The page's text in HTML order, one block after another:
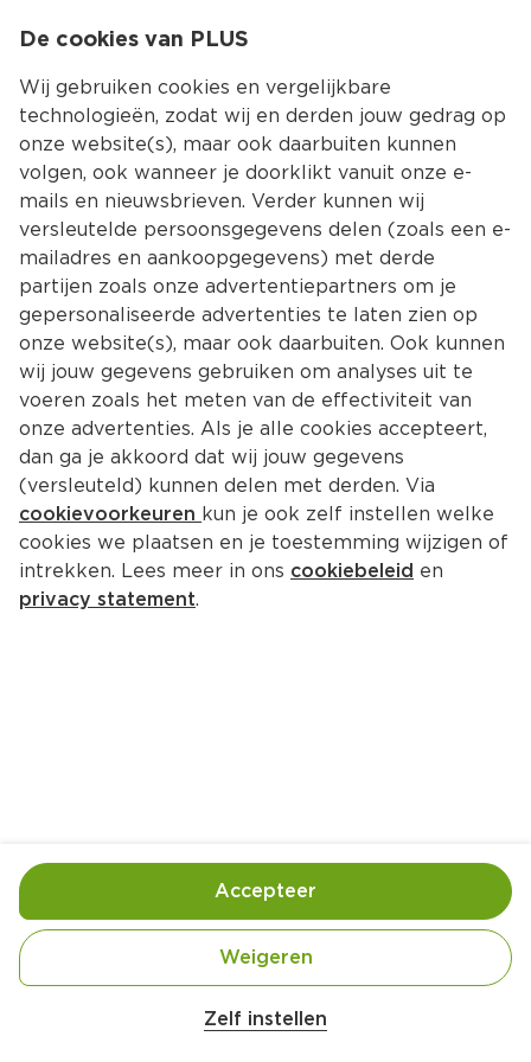
Kies jouw
Terug Producten
Earth & Wheat Brioche style
flatbread
Bereidingswijze
Bereidings instructie: Grill, Verwijder de verpakking.
Besprenkel het brood met een beetje water. Plaats
onder een voorverwarmde grill op middelhoog vuur
De cookies van PLUS
Wij gebruiken cookies en vergelijkbare
technologieën, zodat wij en derden jouw gedrag op
onze website(s), maar ook daarbuiten kunnen
volgen, ook wanneer je doorklikt vanuit onze e-
mails en nieuwsbrieven. Verder kunnen wij
versleutelde persoonsgegevens delen (zoals een e-
mailadres en aankoopgegevens) met derde
partijen zoals onze advertentiepartners om je
gepersonaliseerde advertenties te laten zien op
onze website(s), maar ook daarbuiten. Ook kunnen
wij jouw gegevens gebruiken om analyses uit te
voeren zoals het meten van de effectiviteit van
onze advertenties. Als je alle cookies accepteert,
dan ga je akkoord dat wij jouw gegevens
(versleuteld) kunnen delen met derden. Via
cookievoorkeuren kun je ook zelf instellen welke
cookies we plaatsen en je toestemming wijzigen of
intrekken. Lees meer in ons cookiebeleid en
privacy statement.
Zelf instellen
Weigeren
Accepteer